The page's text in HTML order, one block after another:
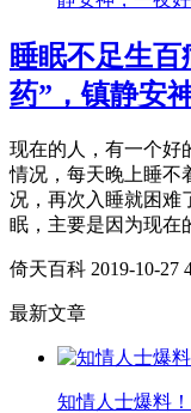
睡眠不足生
药”，镇静安
现在的人，有一个好
情况，每天晚上睡不
况，再次入睡就困难
眠，主要是因为现在
倚天百科 2019-10-27
最新文章
知情人士爆料